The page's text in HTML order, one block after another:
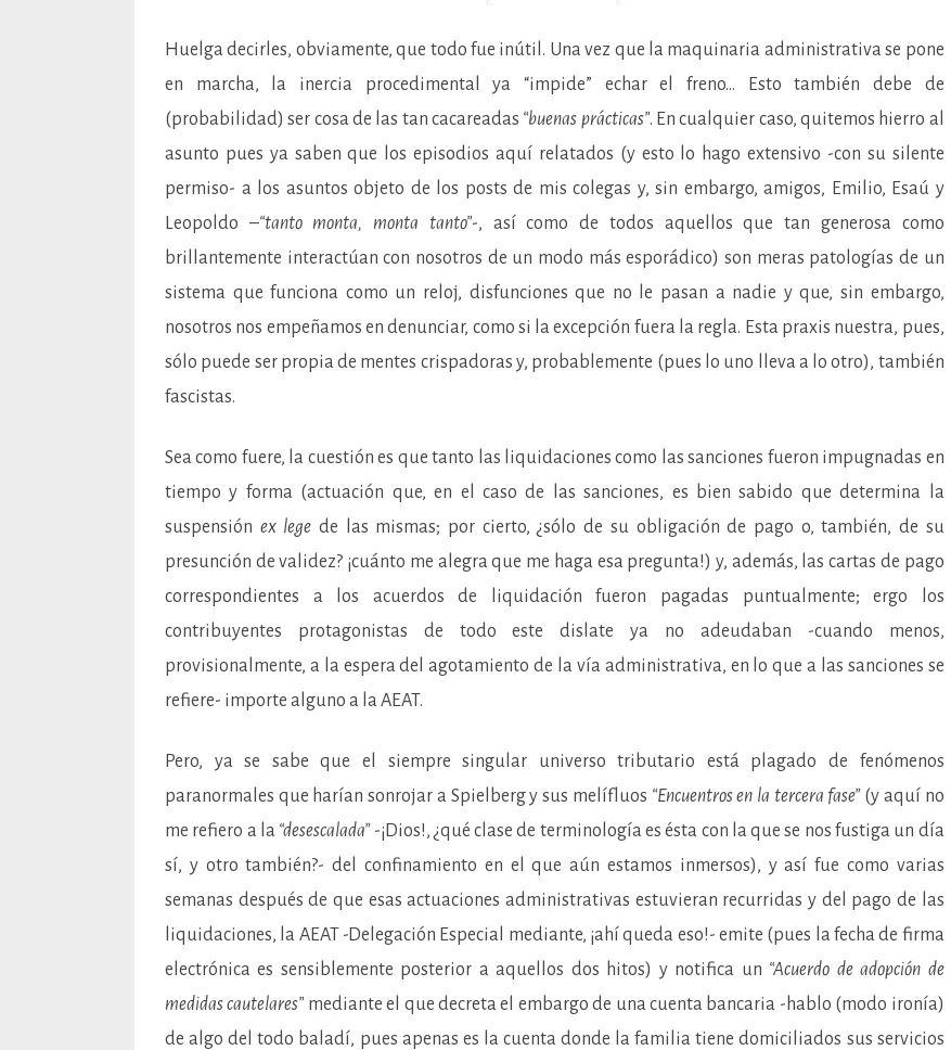
Huelga decirles, obviamente, que todo fue inútil. Una vez que la maquinaria administrativa se pone
en marcha, la inercia procedimental ya “impide” echar el freno… Esto también debe de
(probabilidad) ser cosa de las tan cacareadas “buenas prácticas”. En cualquier caso, quitemos hierro al
asunto pues ya saben que los episodios aquí relatados (y esto lo hago extensivo -con su silente
permiso- a los asuntos objeto de los posts de mis colegas y, sin embargo, amigos, Emilio, Esaú y
Leopoldo –“tanto monta, monta tanto”-, así como de todos aquellos que tan generosa como
brillantemente interactúan con nosotros de un modo más esporádico) son meras patologías de un
sistema que funciona como un reloj, disfunciones que no le pasan a nadie y que, sin embargo,
nosotros nos empeñamos en denunciar, como si la excepción fuera la regla. Esta praxis nuestra, pues,
sólo puede ser propia de mentes crispadoras y, probablemente (pues lo uno lleva a lo otro), también
fascistas.
Sea como fuere, la cuestión es que tanto las liquidaciones como las sanciones fueron impugnadas en
tiempo y forma (actuación que, en el caso de las sanciones, es bien sabido que determina la
suspensión ex lege de las mismas; por cierto, ¿sólo de su obligación de pago o, también, de su
presunción de validez? ¡cuánto me alegra que me haga esa pregunta!) y, además, las cartas de pago
correspondientes a los acuerdos de liquidación fueron pagadas puntualmente; ergo los
contribuyentes protagonistas de todo este dislate ya no adeudaban -cuando menos,
provisionalmente, a la espera del agotamiento de la vía administrativa, en lo que a las sanciones se
refiere- importe alguno a la AEAT.
Pero, ya se sabe que el siempre singular universo tributario está plagado de fenómenos
paranormales que harían sonrojar a Spielberg y sus melífluos “Encuentros en la tercera fase” (y aquí no
me refiero a la “desescalada”-¡Dios!, ¿qué clase de terminología es ésta con la que se nos fustiga un día
sí, y otro también?- del confinamiento en el que aún estamos inmersos), y así fue como varias
semanas después de que esas actuaciones administrativas estuvieran recurridas y del pago de las
liquidaciones, la AEAT -Delegación Especial mediante, ¡ahí queda eso!- emite (pues la fecha de firma
electrónica es sensiblemente posterior a aquellos dos hitos) y notifica un “Acuerdo de adopción de
medidas cautelares”mediante el que decreta el embargo de una cuenta bancaria -hablo (modo ironía)
de algo del todo baladí, pues apenas es la cuenta donde la familia tiene domiciliados sus servicios